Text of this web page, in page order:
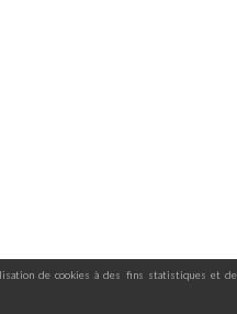
de cookies à des fins statistiques et de